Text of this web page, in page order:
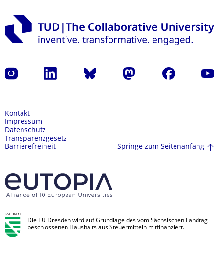
Instagram LinkedIn Bluesky Mastodon Facebook
Kontakt
Impressum
Datenschutz
Transparenzgesetz
Barrierefreiheit
Springe zum Seitenanfang
Die TU Dresden wird auf Grundlage des vom Sächsischen Landtag
beschlossenen Haushalts aus Steuermitteln mitfinanziert.